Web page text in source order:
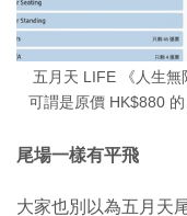
五月天 LIFE 《人生無
可謂是原價 HK$880
尾場一樣有平飛
大家也別以為五月天